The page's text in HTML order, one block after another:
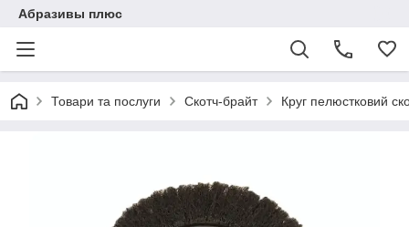
Абразивы плюс
Товари та послуги Скотч-брайт Круг пелюстковий